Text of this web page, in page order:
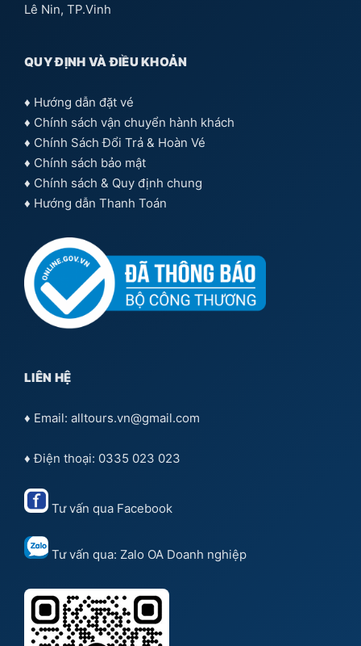
Lê Nin, TP.Vinh
QUY ĐỊNH VÀ ĐIỀU KHOẢN
♦ Hướng dẫn đặt vé
♦ Chính sách vận chuyển hành khách
♦ Chính Sách Đổi Trả & Hoàn Vé
♦ Chính sách bảo mật
♦ Chính sách & Quy định chung
♦ Hướng dẫn Thanh Toán
LIÊN HỆ
♦ Email: alltours.vn@gmail.com
♦ Điện thoại: 0335 023 023
Tư vấn qua Facebook
Tư vấn qua: Zalo OA Doanh nghiệp